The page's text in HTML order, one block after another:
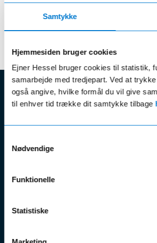
Samtykke
Hjemmesiden bruger cookies
Ejner Hessel bruger cookies til statistik,
samarbejde med tredjepart. Ved at
også angive, hvilke formål du vil give
til enhver tid trække dit samtykke tilbage
Nødvendige
Funktionelle
Statistiske
EJNER HESSEL
CVR nr.:58811211
Man - Fre: